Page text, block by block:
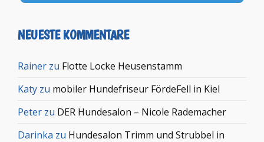
NEUESTE KOMMENTARE
Rainer zu Flotte Locke Heusenstamm
Katy zu mobiler Hundefriseur FördeFell in Kiel
Peter zu DER Hundesalon – Nicole Rademacher
Darinka zu Hundesalon Trimm und Strubbel in